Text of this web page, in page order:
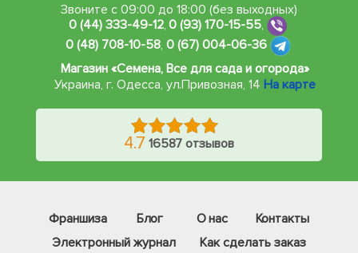
Звоните с 09:00 до 18:00 (без выходных)
0 (44) 333-49-12,0 (93) 170-15-55,
0 (48) 708-10-58, 0 (67) 004-06-36
Магазин «Семена, Все для сада и огорода»
Украина, г. Одесса, ул.Привозная, 14 На карте
4.7 16587 отзывов
Франшиза Блог О нас
Контакты
Электронный журнал
Как сделать заказ